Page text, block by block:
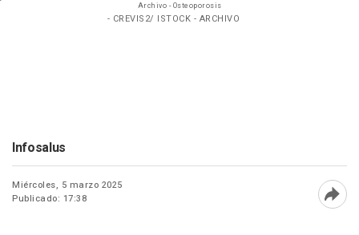
Archivo - Osteoporosis
- CREVIS2/ ISTOCK - ARCHIVO
Infosalus
Miércoles, 5 marzo 2025
Publicado: 17:38